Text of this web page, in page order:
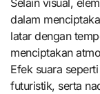
Selain visual,
dalam
latar dengan
menciptakan
Efek suara
futuristik, serta